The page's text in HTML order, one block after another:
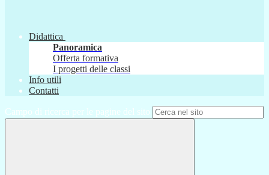
Didattica
Panoramica
Offerta formativa
I progetti delle classi
Info utili
Contatti
Campo di ricerca per le pagine del sito